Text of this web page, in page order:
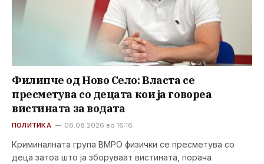
Филипче од Ново Село: Власта се
пресметува со децата кои ја говореа
вистината за водата
ПОЛИТИКА 06.08.2026 во 16:16
Криминалната група ВМРО физички се пресметува со
деца затоа што ја зборуваат вистината, порача